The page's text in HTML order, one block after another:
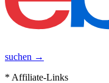
suchen →
* Affiliate-Links